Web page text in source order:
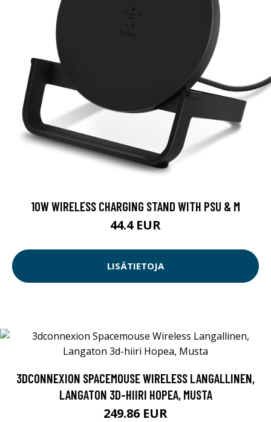
10W WIRELESS CHARGING STAND WITH PSU & M
44.4 EUR
LISÄTIETOJA
3DCONNEXION SPACEMOUSE WIRELESS LANGALLINEN,
LANGATON 3D-HIIRI HOPEA, MUSTA
249.86 EUR